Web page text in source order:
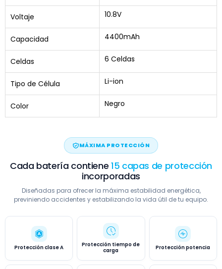
Voltaje 10.8V
Capacidad 4400mAh
Celdas 6 Celdas
Tipo de Célula Li-ion
Color Negro
MÁXIMA PROTECCIÓN
Cada batería contiene 15 capas de protección
incorporadas
Diseñadas para ofrecer la máxima estabilidad energética,
previniendo accidentes y estabilizando la vida útil de tu equipo.
Protección clase A
Protección tiempo de
carga
Protección potencia